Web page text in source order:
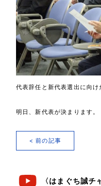
代表辞任と新代表選出に向け
明日、新代表が決まります。
< 前の記事
〈はまぐち誠